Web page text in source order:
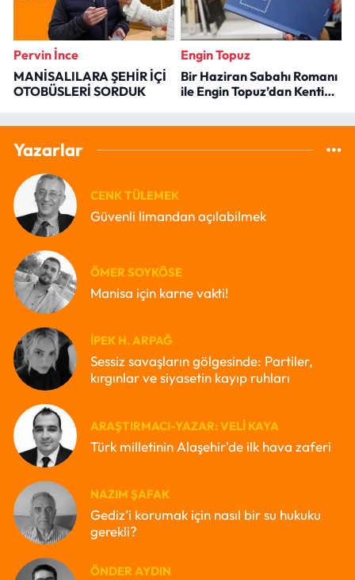
Pervin İnce
MANİSALILARA ŞEHİR İÇİ
OTOBÜSLERİ SORDUK
Engin Topuz
Bir Haziran Sabahı Romanı
ile Engin Topuz’dan Kenti
Yazarlar
CENK TÜLEMEK
Güvenli limandan açılabilmek
ÖMER SOYKÖSE
Manisa için karne vakti!
İPEK H. ARPAĞ
Sessiz savaşların gölgesinde: Partiler,
kırgınlar ve siyasetin kayıp ruhları
ARAŞTIRMACI-YAZAR: VELI KAYA
Türk milletinin Alaşehir'de ilk hava zaferi
NAZIM ŞAFAK
Gediz’i korumak için nasıl bir su hukuku
gerekli?
ÖNDER AYDIN